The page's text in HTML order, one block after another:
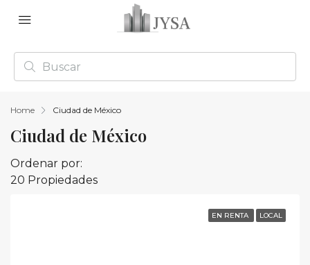
Home Ciudad de México
Ciudad de México
20 Propiedades
Ordenar por:
EN RENTA LOCAL